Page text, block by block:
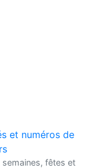
fêtes et